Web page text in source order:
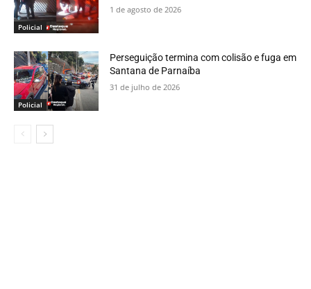
Policial
1 de agosto de 2026
Policial
Perseguição termina com colisão e fuga em
Santana de Parnaíba
31 de julho de 2026